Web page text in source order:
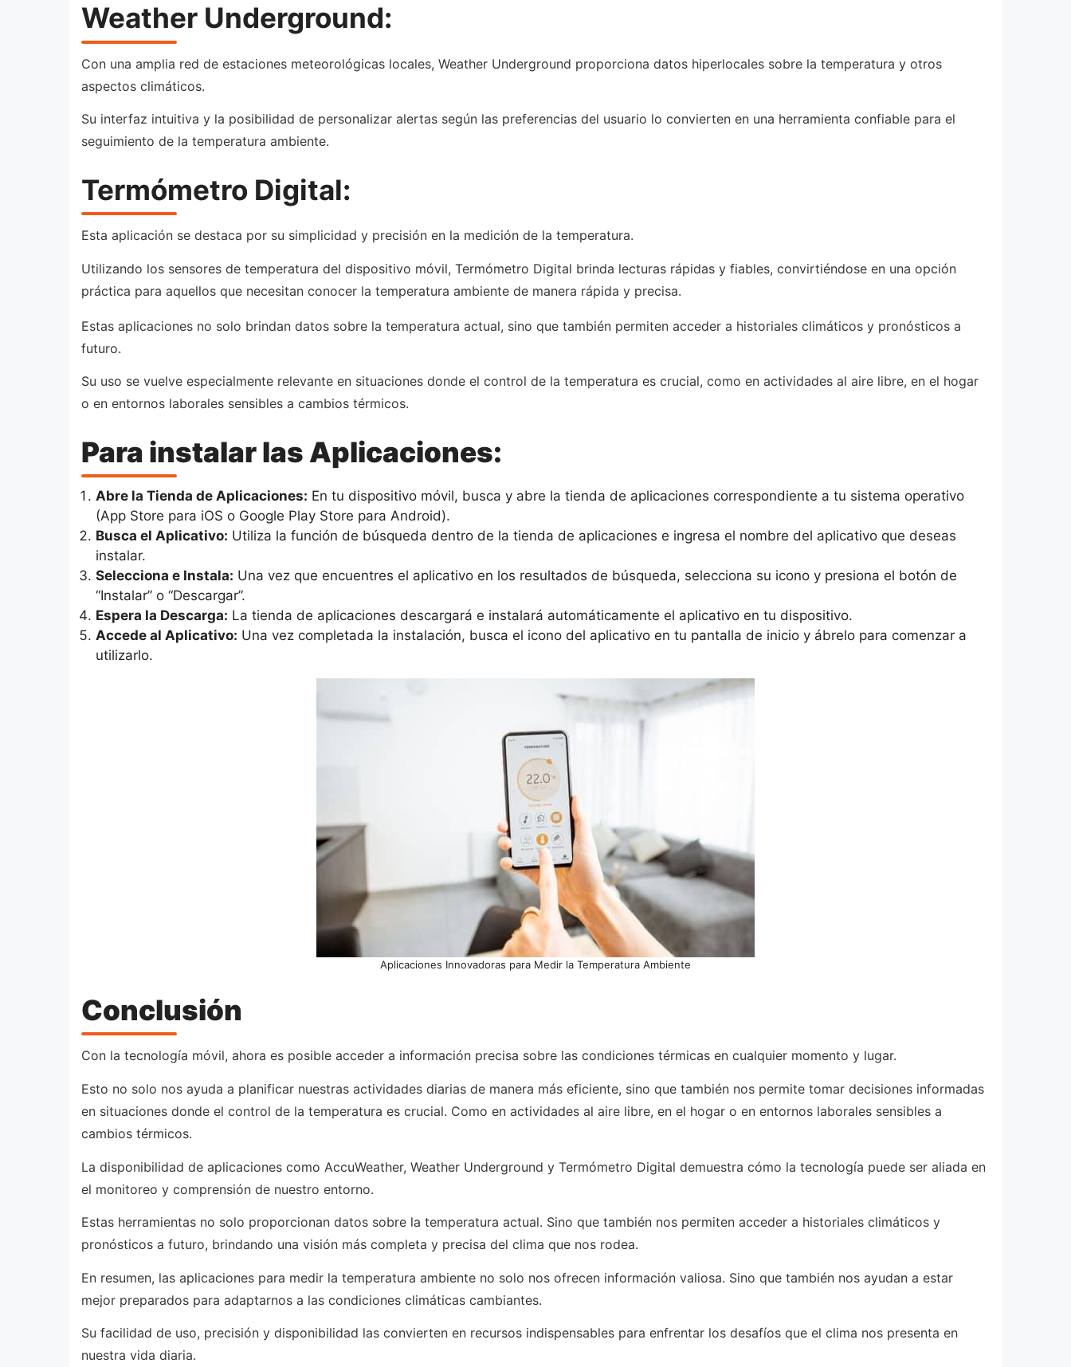
Weather Underground:
Con una amplia red de estaciones meteorológicas locales, Weather Underground proporciona datos hiperlocales sobre la temperatura y otros
aspectos climáticos.
Su interfaz intuitiva y la posibilidad de personalizar alertas según las preferencias del usuario lo convierten en una herramienta confiable para el
seguimiento de la temperatura ambiente.
Termómetro Digital:
Esta aplicación se destaca por su simplicidad y precisión en la medición de la temperatura.
Utilizando los sensores de temperatura del dispositivo móvil, Termómetro Digital brinda lecturas rápidas y fiables, convirtiéndose en una opción
práctica para aquellos que necesitan conocer la temperatura ambiente de manera rápida y precisa.
Estas aplicaciones no solo brindan datos sobre la temperatura actual, sino que también permiten acceder a historiales climáticos y pronósticos a
futuro.
Su uso se vuelve especialmente relevante en situaciones donde el control de la temperatura es crucial, como en actividades al aire libre, en el hogar
o en entornos laborales sensibles a cambios térmicos.
Para instalar las Aplicaciones:
Abre la Tienda de Aplicaciones: En tu dispositivo móvil, busca y abre la tienda de aplicaciones correspondiente a tu sistema operativo
(App Store para iOS o Google Play Store para Android).
Busca el Aplicativo: Utiliza la función de búsqueda dentro de la tienda de aplicaciones e ingresa el nombre del aplicativo que deseas
instalar.
Selecciona e Instala: Una vez que encuentres el aplicativo en los resultados de búsqueda, selecciona su icono y presiona el botón de
“Instalar” o “Descargar”.
Espera la Descarga: La tienda de aplicaciones descargará e instalará automáticamente el aplicativo en tu dispositivo.
Accede al Aplicativo: Una vez completada la instalación, busca el icono del aplicativo en tu pantalla de inicio y ábrelo para comenzar a
utilizarlo.
Aplicaciones Innovadoras para Medir la Temperatura Ambiente
Conclusión
Con la tecnología móvil, ahora es posible acceder a información precisa sobre las condiciones térmicas en cualquier momento y lugar.
Esto no solo nos ayuda a planificar nuestras actividades diarias de manera más eficiente, sino que también nos permite tomar decisiones informadas
en situaciones donde el control de la temperatura es crucial. Como en actividades al aire libre, en el hogar o en entornos laborales sensibles a
cambios térmicos.
La disponibilidad de aplicaciones como AccuWeather, Weather Underground y Termómetro Digital demuestra cómo la tecnología puede ser aliada en
el monitoreo y comprensión de nuestro entorno.
Estas herramientas no solo proporcionan datos sobre la temperatura actual. Sino que también nos permiten acceder a historiales climáticos y
pronósticos a futuro, brindando una visión más completa y precisa del clima que nos rodea.
En resumen, las aplicaciones para medir la temperatura ambiente no solo nos ofrecen información valiosa. Sino que también nos ayudan a estar
mejor preparados para adaptarnos a las condiciones climáticas cambiantes.
Su facilidad de uso, precisión y disponibilidad las convierten en recursos indispensables para enfrentar los desafíos que el clima nos presenta en
nuestra vida diaria.